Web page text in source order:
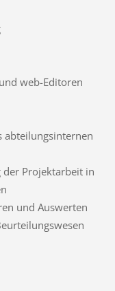
web-Editoren
abteilungsinternen
Projektarbeit in
und Auswerten